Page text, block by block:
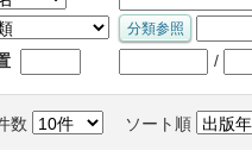
/
数 ソート順